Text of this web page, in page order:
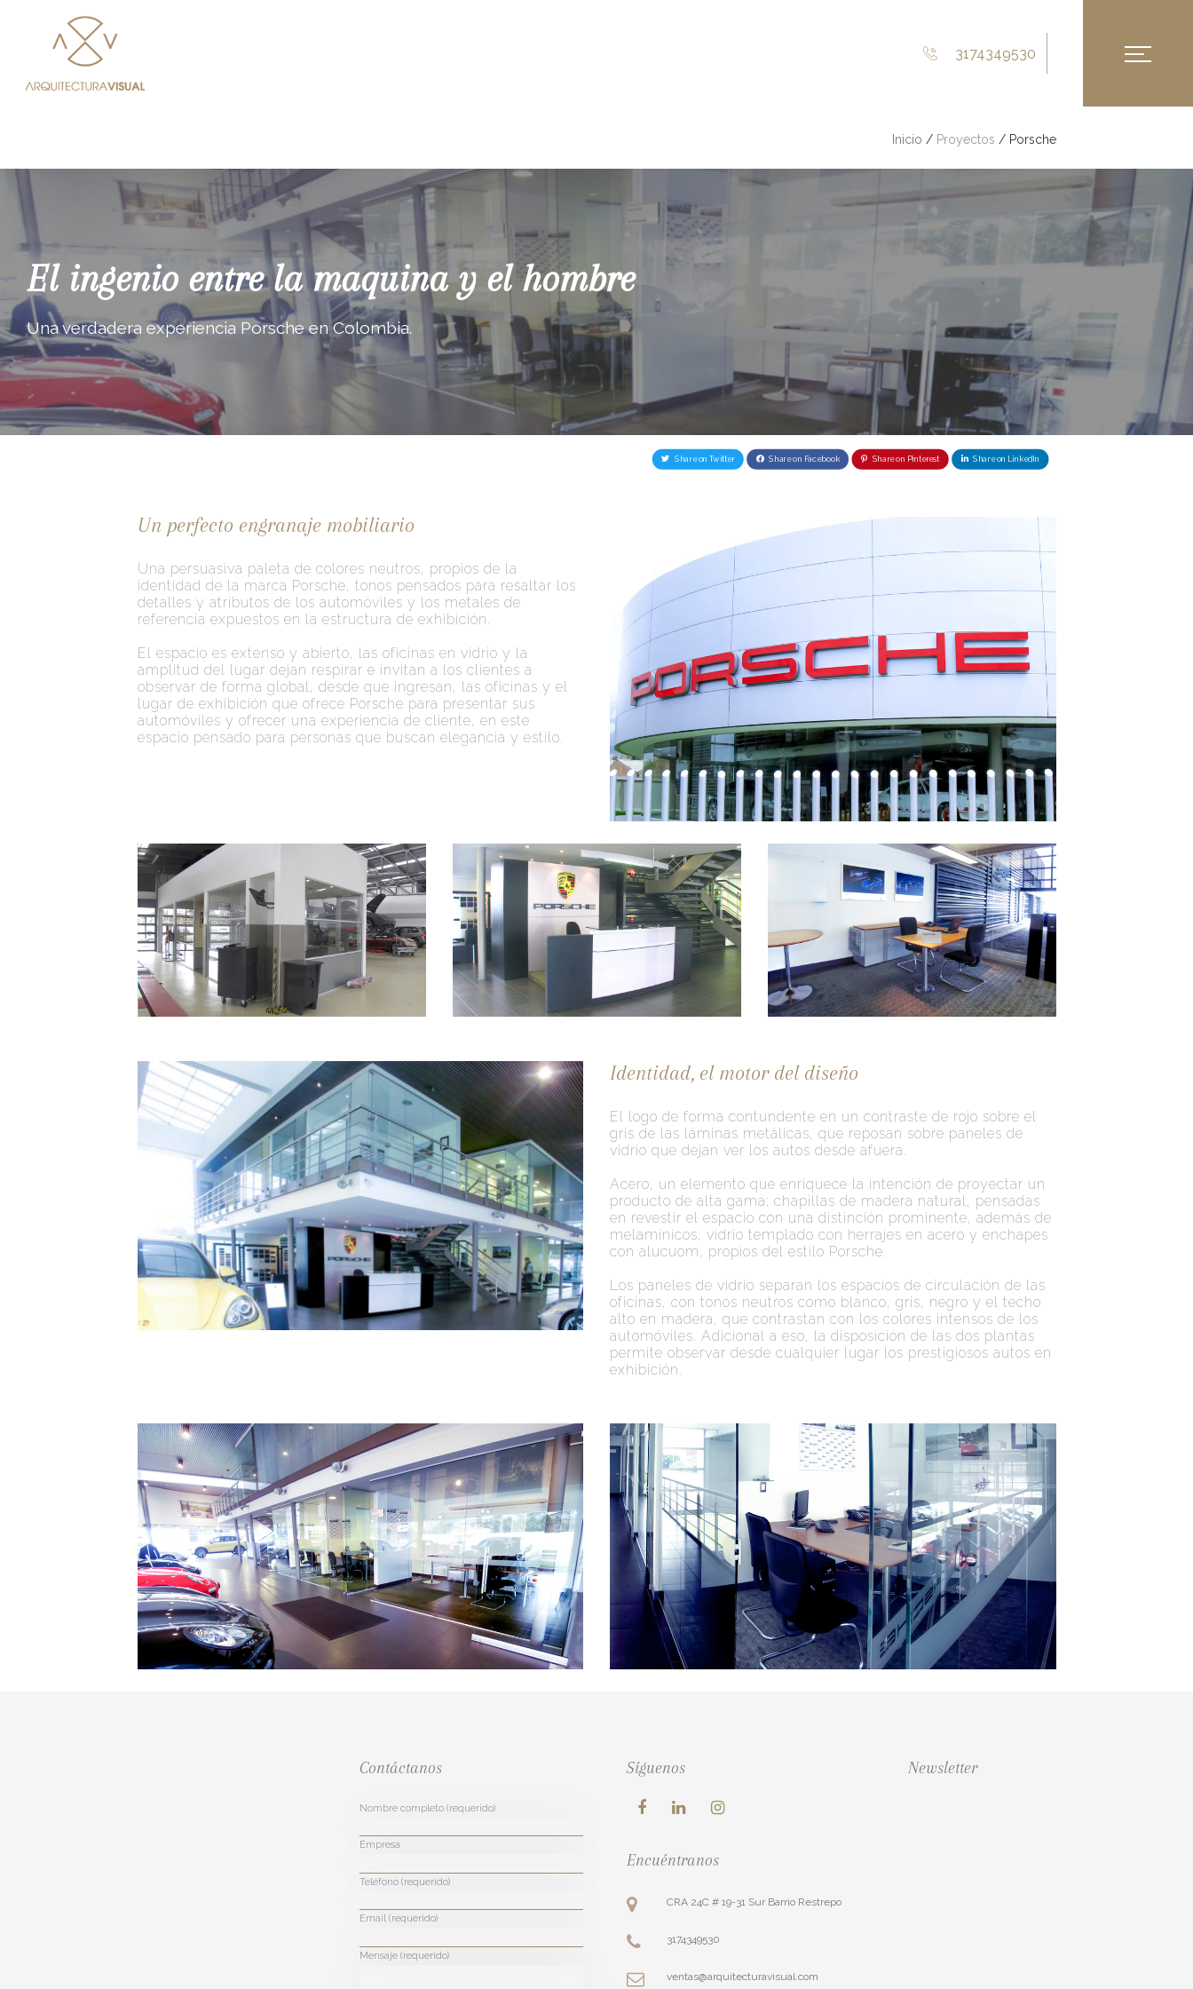
3174349530
Inicio / Proyectos / Porsche
El ingenio entre la maquina y el hombre
Una verdadera experiencia Porsche en Colombia.
Share on Twitter Share on Facebook Share on Pinterest Share on LinkedIn
Un perfecto engranaje mobiliario
Una persuasiva paleta de colores neutros, propios de la
identidad de la marca Porsche, tonos pensados para resaltar los
detalles y atributos de los automóviles y los metales de
referencia expuestos en la estructura de exhibición.
El espacio es extenso y abierto, las oficinas en vidrio y la
amplitud del lugar dejan respirar e invitan a los clientes a
observar de forma global, desde que ingresan, las oficinas y el
lugar de exhibición que ofrece Porsche para presentar sus
automóviles y ofrecer una experiencia de cliente, en este
espacio pensado para personas que buscan elegancia y estilo.
Identidad, el motor del diseño
El logo de forma contundente en un contraste de rojo sobre el
gris de las láminas metálicas, que reposan sobre paneles de
vidrio que dejan ver los autos desde afuera.
Acero, un elemento que enriquece la intención de proyectar un
producto de alta gama; chapillas de madera natural, pensadas
en revestir el espacio con una distinción prominente, además de
melamínicos, vidrio templado con herrajes en acero y enchapes
con alucuom, propios del estilo Porsche.
Los paneles de vidrio separan los espacios de circulación de las
oficinas, con tonos neutros como blanco, gris, negro y el techo
alto en madera, que contrastan con los colores intensos de los
automóviles. Adicional a eso, la disposición de las dos plantas
permite observar desde cualquier lugar los prestigiosos autos en
exhibición.
Contáctanos
Nombre completo (requerido)
Empresa
Teléfono (requerido)
Email (requerido)
Mensaje (requerido)
Síguenos
Encuéntranos
CRA 24C # 19-31 Sur Barrio Restrepo
3174349530
ventas@arquitecturavisual.com
Newsletter